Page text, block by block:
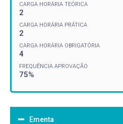
CARGA HORÁRIA TEÓRICA
2
CARGA HORÁRIA PRÁTICA
2
CARGA HORÁRIA OBRIGATÓRIA
4
FREQUÊNCIA APROVAÇÃO
75%
Ementa